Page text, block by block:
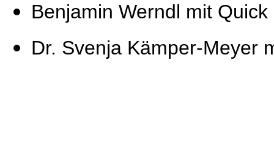
Benjamin Werndl mit
Dr. Svenja Kämper-Meyer